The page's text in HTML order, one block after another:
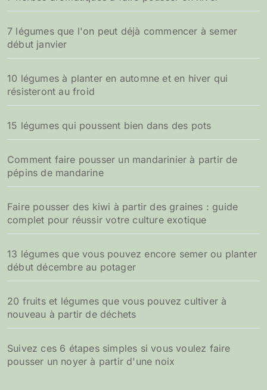
:
7 légumes que l'on peut déjà commencer à semer
début janvier
10 légumes à planter en automne et en hiver qui
résisteront au froid
15 légumes qui poussent bien dans des pots
Comment faire pousser un mandarinier à partir de
pépins de mandarine
Faire pousser des kiwi à partir des graines : guide
complet pour réussir votre culture exotique
13 légumes que vous pouvez encore semer ou planter
début décembre au potager
20 fruits et légumes que vous pouvez cultiver à
nouveau à partir de déchets
Suivez ces 6 étapes simples si vous voulez faire
pousser un noyer à partir d'une noix